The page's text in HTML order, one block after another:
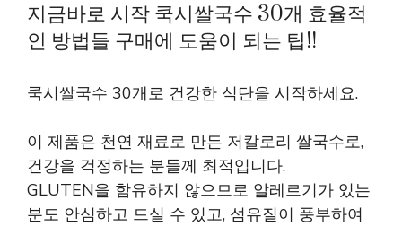
지금바로 시작 쿡시쌀국수 30개 효율적
인 방법들 구매에 도움이 되는 팁!!
쿡시쌀국수 30개로 건강한 식단을 시작하세요.
이 제품은 천연 재료로 만든 저칼로리 쌀국수로,
건강을 걱정하는 분들께 최적입니다.
GLUTEN을 함유하지 않으므로 알레르기가 있는
분도 안심하고 드실 수 있고, 섬유질이 풍부하여